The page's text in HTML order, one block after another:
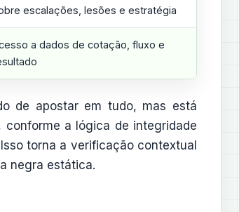
escalações, lesões e estratégia
a dados de cotação, fluxo e
de apostar em tudo, mas está
a lógica de integridade
torna a verificação contextual
negra estática.